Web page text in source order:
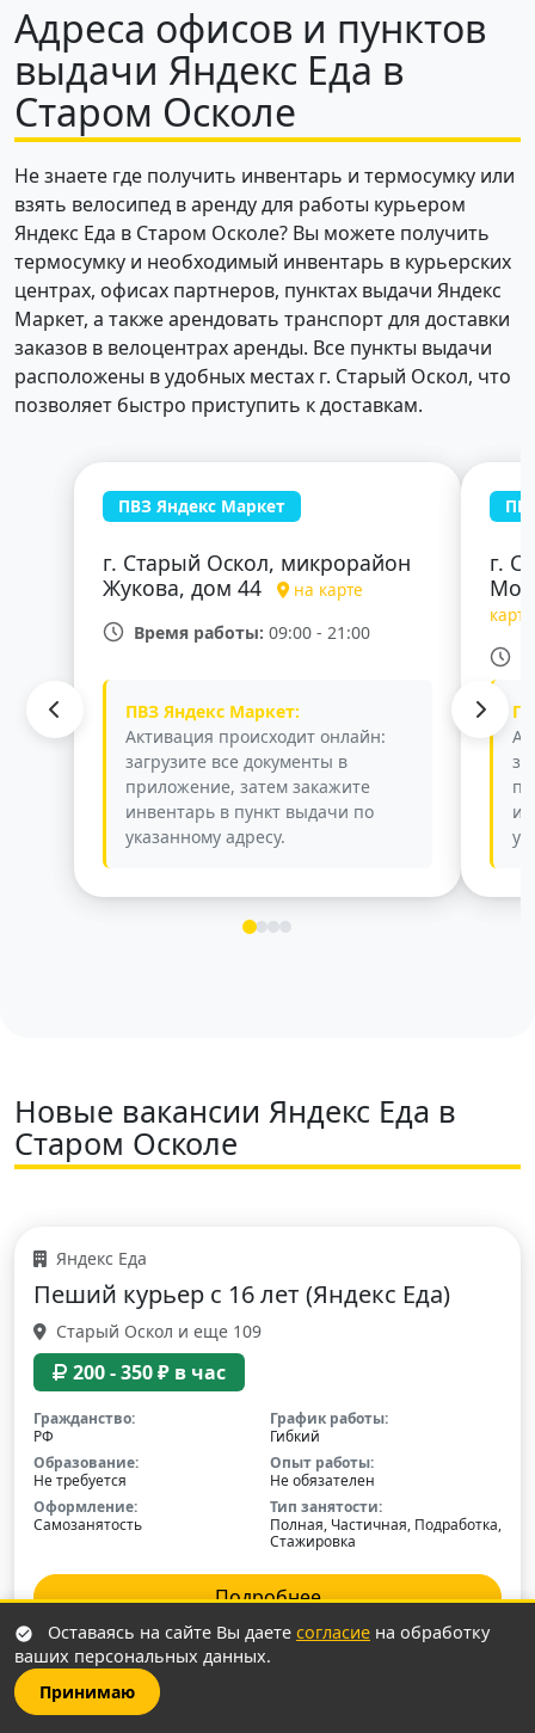
Адреса офисов и пунктов
выдачи Яндекс Еда в
Старом Осколе
Не знаете где получить инвентарь и термосумку или
взять велосипед в аренду для работы курьером
Яндекс Еда в Старом Осколе? Вы можете получить
термосумку и необходимый инвентарь в курьерских
центрах, офисах партнеров, пунктах выдачи Яндекс
Маркет, а также арендовать транспорт для доставки
заказов в велоцентрах аренды. Все пункты выдачи
расположены в удобных местах г. Старый Оскол, что
позволяет быстро приступить к доставкам.
ПВЗ Яндекс Маркет
г. Старый Оскол, микрорайон
Жукова, дом 44
на карте
Время работы: 09:00 - 21:00
ПВЗ Яндекс Маркет:
Активация происходит онлайн:
загрузите все документы в
приложение, затем закажите
инвентарь в пункт выдачи по
указанному адресу.
г.
карте
Новые вакансии Яндекс Еда в
Старом Осколе
Яндекс Еда
Пеший курьер с 16 лет (Яндекс Еда)
Старый Оскол и еще 109
200 - 350 ₽ в час
Гражданство:
РФ
График работы:
Гибкий
Образование:
Не требуется
Опыт работы:
Не обязателен
Оформление:
Самозанятость
Тип занятости:
Полная, Частичная, Подработка,
Стажировка
Подробнее
Яндекс Еда
Оставаясь на сайте Вы даете согласие на обработку
ваших персональных данных.
Принимаю